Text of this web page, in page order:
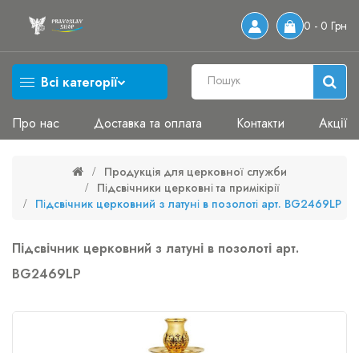
0 - 0 Грн
Всі категорії
Про нас Доставка та оплата Контакти Акції
Продукція для церковної служби
Підсвічники церковні та примікірії
Підсвічник церковний з латуні в позолоті арт. BG2469LP
Підсвічник церковний з латуні в позолоті арт.
BG2469LP